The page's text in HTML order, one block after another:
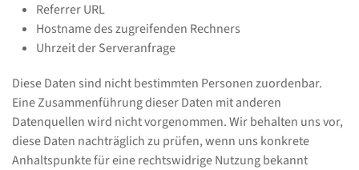
Referrer URL
Hostname des zugreifenden Rechners
Uhrzeit der Serveranfrage
Diese Daten sind nicht bestimmten Personen zuordenbar.
Eine Zusammenführung dieser Daten mit anderen
Datenquellen wird nicht vorgenommen. Wir behalten uns vor,
diese Daten nachträglich zu prüfen, wenn uns konkrete
Anhaltspunkte für eine rechtswidrige Nutzung bekannt